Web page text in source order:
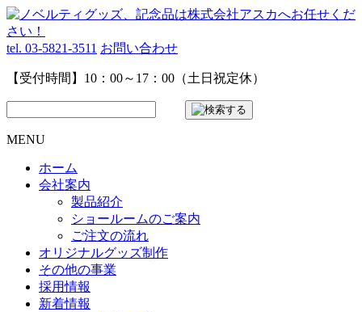
tel. 03-5821-3511 お問い合わせ
【受付時間】10：00～17：00（土日祝定休）
MENU
ホーム
会社案内
製品紹介
ショールームのご案内
ご注文の流れ
オリジナルグッズ制作
その他の事業
採用情報
新着情報